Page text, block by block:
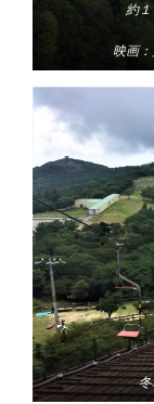
約１
映画